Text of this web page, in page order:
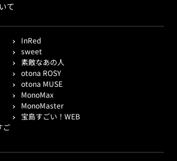
て
InRed
sweet
素敵なあの人
otona ROSY
otona MUSE
MonoMax
MonoMaster
宝島すごい！WEB
ご